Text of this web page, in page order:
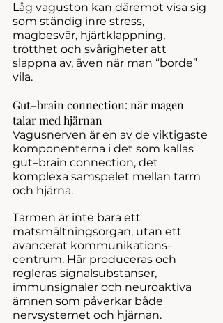
Låg vaguston kan däremot visa sig
som ständig inre stress,
magbesvär, hjärtklappning,
trötthet och svårigheter att
slappna av, även när man “borde”
vila.
Gut–brain connection: när magen
talar med hjärnan
Vagusnerven är en av de viktigaste
komponenterna i det som kallas
gut–brain connection, det
komplexa samspelet mellan tarm
och hjärna.
Tarmen är inte bara ett
matsmältningsorgan, utan ett
avancerat kommunikations-
centrum. Här produceras och
regleras signalsubstanser,
immunsignaler och neuroaktiva
ämnen som påverkar både
nervsystemet och hjärnan.